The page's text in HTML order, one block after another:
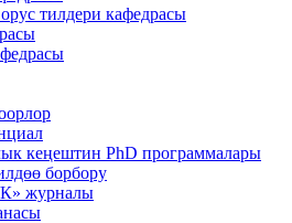
тилдери кафедрасы
кеңештин PhD программалары
борбору
журналы